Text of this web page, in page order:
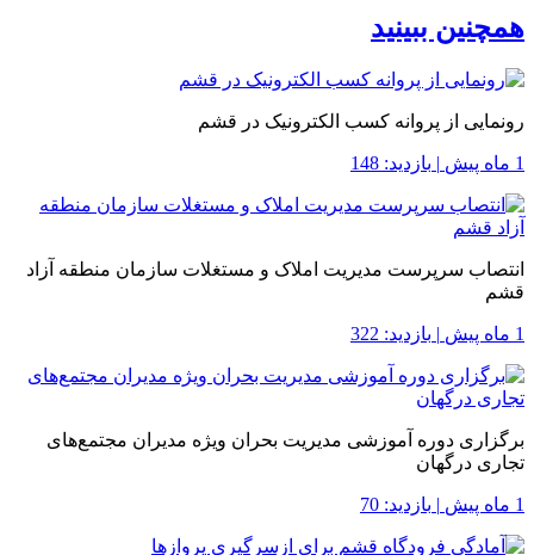
همچنین ببینید
رونمایی از پروانه کسب الکترونیک در قشم
1 ماه پیش | بازدید: 148
انتصاب سرپرست مدیریت املاک و مستغلات سازمان منطقه آزاد
قشم
1 ماه پیش | بازدید: 322
برگزاری دوره آموزشی مدیریت بحران ویژه مدیران مجتمع‌های
تجاری درگهان
1 ماه پیش | بازدید: 70